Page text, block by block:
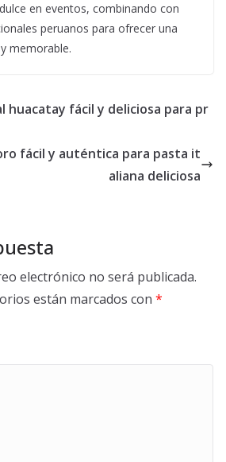
en eventos, combinando con
peruanos para ofrecer una
memorable.
huacatay fácil y deliciosa para pr
fácil y auténtica para pasta it
aliana deliciosa
electrónico no será publicada.
están marcados con *